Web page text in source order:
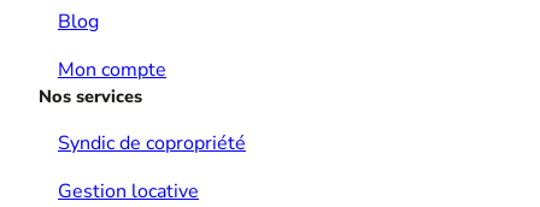
Blog
Mon compte
Nos services
Syndic de copropriété
Gestion locative